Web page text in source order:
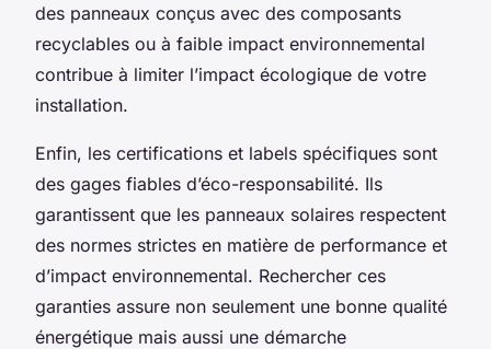
des panneaux conçus avec des composants
recyclables ou à faible impact environnemental
contribue à limiter l’impact écologique de votre
installation.
Enfin, les certifications et labels spécifiques sont
des gages fiables d’éco-responsabilité. Ils
garantissent que les panneaux solaires respectent
des normes strictes en matière de performance et
d’impact environnemental. Rechercher ces
garanties assure non seulement une bonne qualité
énergétique mais aussi une démarche